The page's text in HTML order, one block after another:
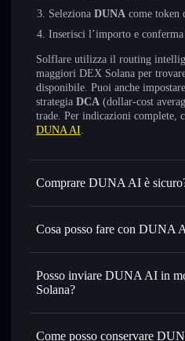
Seleziona DUNA come token
Inserisci l’importo e
Solflare utilizza il routing
maggiori DEX Solana per
disponibile. Puoi anche impostare
strategia DCA (dollar-cost
trade. Per indicazioni complete,
DUNA AI.
Comprare DUNA AI è
DUNA AI non è verificato
Cosa posso fare con DUNA
DUNA AI
wallet
Scambiare istantaneamente
USDC o in migliaia di altri
prezzo desiderato di DUNA
Posso inviare DUNA AI in
Solana?
Come posso conservare